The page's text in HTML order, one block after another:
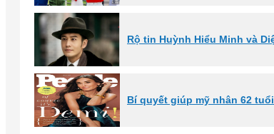
Rộ tin Huỳnh Hiểu Minh và
Bí quyết giúp mỹ nhân 62